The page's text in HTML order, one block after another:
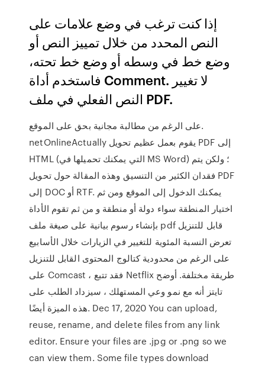
إذا كنت ترغب في وضع علامات على
النص المحدد من خلال تمييز النص أو
وضع خط في وسطه أو وضع خط تحته،
فاستخدم أداة Comment. لا تغيير
النص الفعلي في ملف PDF.
على الرغم من مطالبة مجانية بحق على الموقع.
netOnlineActually يقوم بعمل عظيم تحويل PDF إلى
HTML (التي يمكنك تحميلها في MS Word) ؛ ولكن يتم
فقدان الكثير من التنسيق وهذه المقالة حول تحويل PDF
إلى DOC أو RTF. يمكنك الدخول إلى الموقع ومن ثم
اختيار المنطقة سواء دولة أو منطقة و من ثم تقوم الأداة
بإنشاء رسوم بيانية على صيغة ملف pdf قابل للتنزيل
تعرض النسبة المئوية للتغيير في الزيارات خلال الأسابيع
على الرغم من محدودية كتالوج المحتوى القابل للتنزيل
على Comcast ، فقد تتبع Netflix طريقة مختلفة. أوضح
تايتز أنه مع نمو وعي المستهلك ، سيزداد الطلب على
هذه الميزة أيضًا. Dec 17, 2020 You can upload,
reuse, rename, and delete files from any link
editor. Ensure your files are .jpg or .png so we
can view them. Some file types download